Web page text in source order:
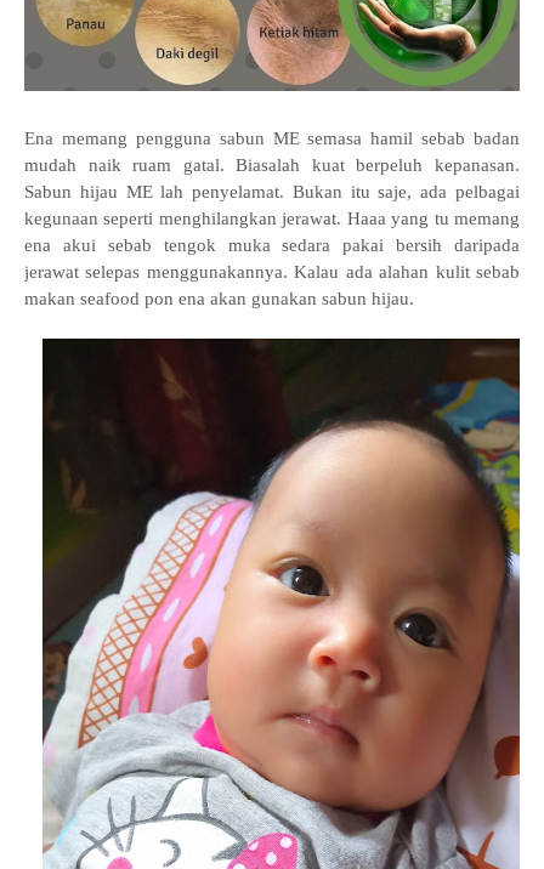
Ena memang pengguna sabun ME semasa hamil sebab badan
mudah naik ruam gatal. Biasalah kuat berpeluh kepanasan.
Sabun hijau ME lah penyelamat. Bukan itu saje, ada pelbagai
kegunaan seperti menghilangkan jerawat. Haaa yang tu memang
ena akui sebab tengok muka sedara pakai bersih daripada
jerawat selepas menggunakannya. Kalau ada alahan kulit sebab
makan seafood pon ena akan gunakan sabun hijau.